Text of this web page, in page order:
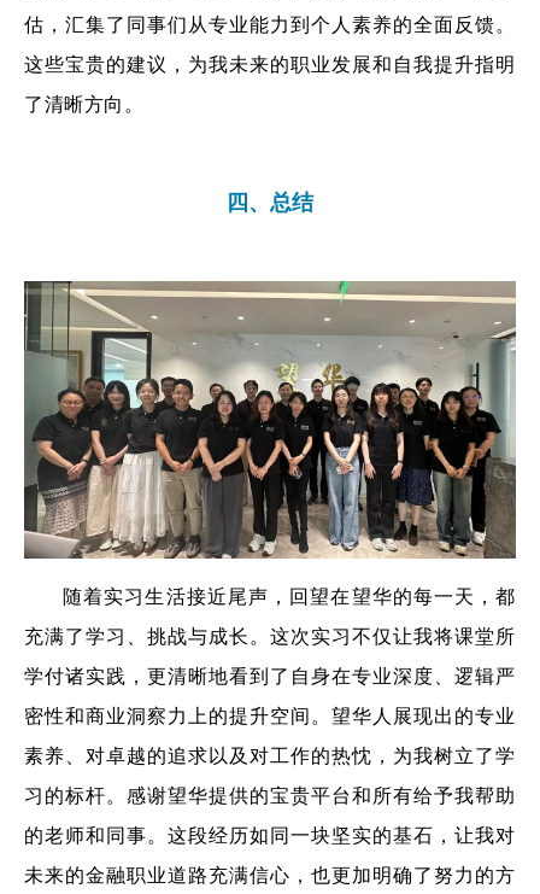
估，汇集了同事们从专业能力到个人素养的全面反馈。
这些宝贵的建议，为我未来的职业发展和自我提升指明
了清晰方向。
四、总结
随着实习生活接近尾声，回望在望华的每一天，都
充满了学习、挑战与成长。这次实习不仅让我将课堂所
学付诸实践，更清晰地看到了自身在专业深度、逻辑严
密性和商业洞察力上的提升空间。望华人展现出的专业
素养、对卓越的追求以及对工作的热忱，为我树立了学
习的标杆。感谢望华提供的宝贵平台和所有给予我帮助
的老师和同事。这段经历如同一块坚实的基石，让我对
未来的金融职业道路充满信心，也更加明确了努力的方